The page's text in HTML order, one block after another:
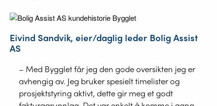
Eivind Sandvik, eier/daglig leder Bolig Assist
AS
– Med Bygglet får jeg den gode oversikten jeg er
avhengig av. Jeg bruker spesielt timelister og
prosjektstyring aktivt, dette gir meg et godt